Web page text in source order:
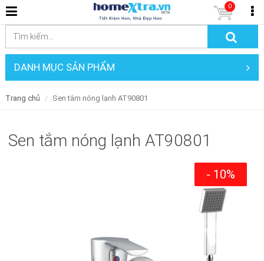
0
DANH MỤC SẢN PHẨM
Trang chủ Sen tắm nóng lạnh AT90801
Sen tắm nóng lạnh AT90801
- 10%